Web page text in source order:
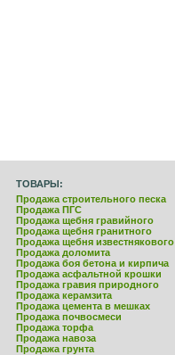
ТОВАРЫ:
Продажа строительного песка
Продажа ПГС
Продажа щебня гравийного
Продажа щебня гранитного
Продажа щебня известнякового
Продажа доломита
Продажа боя бетона и кирпича
Продажа асфальтной крошки
Продажа гравия природного
Продажа керамзита
Продажа цемента в мешках
Продажа почвосмеси
Продажа торфа
Продажа навоза
Продажа грунта